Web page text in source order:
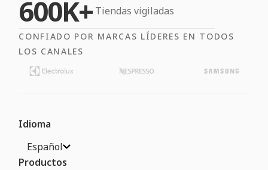
600K+ Tiendas vigiladas
CONFIADO POR MARCAS LÍDERES EN TODOS
LOS CANALES
Idioma
Español
Productos